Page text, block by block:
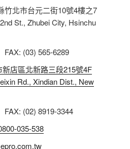
竹北市台元二街10號4樓之7
St., Zhubei City, Hsinchu
FAX: (03) 565-6289
新店區北新路三段215號4F
Rd., Xindian Dist., New
FAX: (02) 8919-3344
035-538